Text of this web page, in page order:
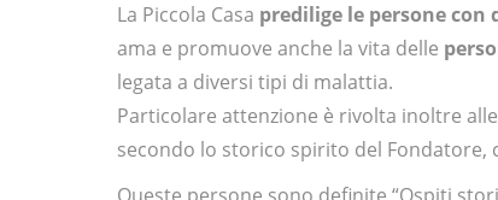
La Piccola Casa predilige le persone con
ama e promuove anche la vita delle
legata a diversi tipi di malattia.
Particolare attenzione è rivolta inoltre alle
secondo lo storico spirito del Fondatore,